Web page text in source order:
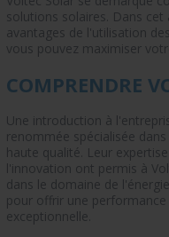
solutions solaires. Dans
avantages de l'utilisation
vous pouvez maximiser
COMPRENDRE
Une introduction à
renommée spécialisée
haute qualité. Leur
l'innovation ont permis à
dans le domaine de
pour offrir une
exceptionnelle.